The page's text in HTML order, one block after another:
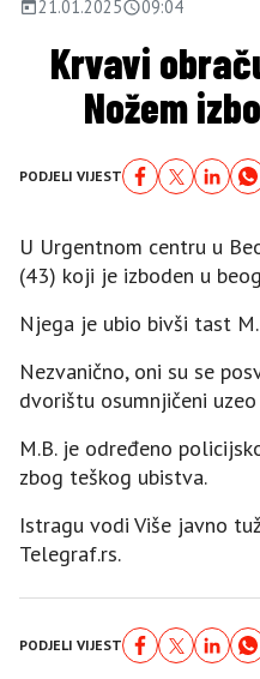
21.01.2025 09:04
Krvavi
Nožem
PODJELI VIJEST
U Urgentnom centru u
(43) koji je izboden u
Njega je ubio bivši tast
Nezvanično, oni su se
dvorištu osumnjičeni
M.B. je određeno
zbog teškog ubistva.
Istragu vodi Više javno
Telegraf.rs.
PODJELI VIJEST